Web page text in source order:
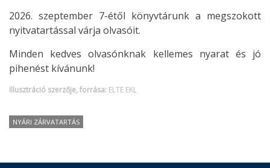
2026. szeptember 7-étől könyvtárunk a megszokott
nyitvatartással várja olvasóit.
Minden kedves olvasónknak kellemes nyarat és jó
pihenést kívánunk!
Illusztráció szerzője, forrása: ELTE EKL
NYÁRI ZÁRVATARTÁS